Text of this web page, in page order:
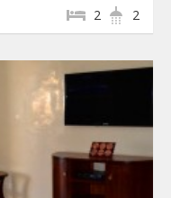
2
2